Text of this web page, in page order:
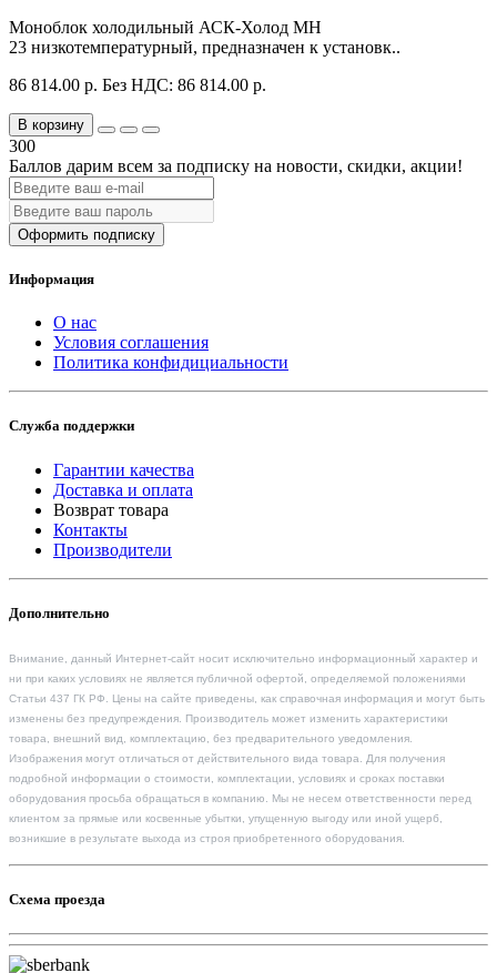
Моноблок холодильный АСК-Холод MH
23 низкотемпературный, предназначен к установк..
86 814.00 р. Без НДС: 86 814.00 р.
В корзину
300
Баллов дарим всем за подписку на новости, скидки, акции!
Оформить подписку
Информация
О нас
Условия соглашения
Политика конфидициальности
Служба поддержки
Гарантии качества
Доставка и оплата
Возврат товара
Контакты
Производители
Дополнительно
Внимание, данный Интернет-сайт носит исключительно информационный характер и
ни при каких условиях не является публичной офертой, определяемой положениями
Статьи 437 ГК РФ. Цены на сайте приведены, как справочная информация и могут быть
изменены без предупреждения. Производитель может изменить характеристики
товара, внешний вид, комплектацию, без предварительного уведомления.
Изображения могут отличаться от действительного вида товара. Для получения
подробной информации о стоимости, комплектации, условиях и сроках поставки
оборудования просьба обращаться в компанию. Мы не несем ответственности перед
клиентом за прямые или косвенные убытки, упущенную выгоду или иной ущерб,
возникшие в результате выхода из строя приобретенного оборудования.
Схема проезда